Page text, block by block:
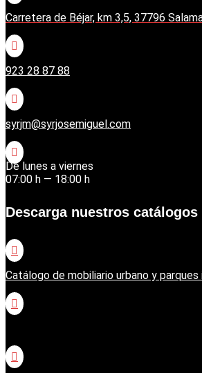
Carretera de Béjar, km 3,5, 37796

923 28 87 88

syrjm@syrjosemiguel.com

De lunes a viernes
07:00 h — 18:00 h
Descarga nuestros catálogos

Catálogo de mobiliario urbano y

